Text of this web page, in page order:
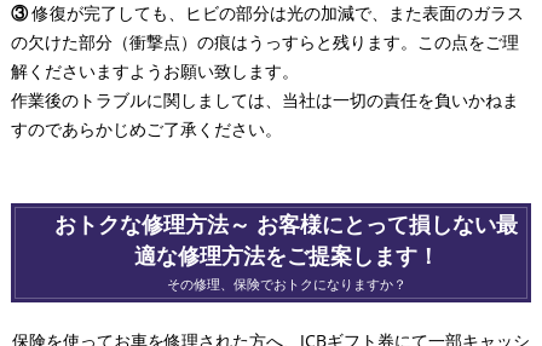
③修復が完了しても、ヒビの部分は光の加減で、また表面のガラス
の欠けた部分（衝撃点）の痕はうっすらと残ります。この点をご理
解くださいますようお願い致します。
作業後のトラブルに関しましては、当社は一切の責任を負いかねま
すのであらかじめご了承ください。
おトクな修理方法～ お客様にとって損しない最
適な修理方法をご提案します！
その修理、保険でおトクになりますか？
保険を使ってお車を修理された方へ、JCBギフト券にて一部キャッシ